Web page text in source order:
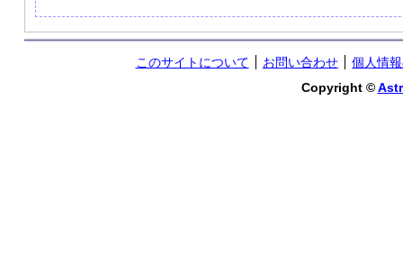
このサイトについて お問い合わせ
個人情
Copyright ©